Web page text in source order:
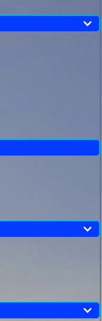


